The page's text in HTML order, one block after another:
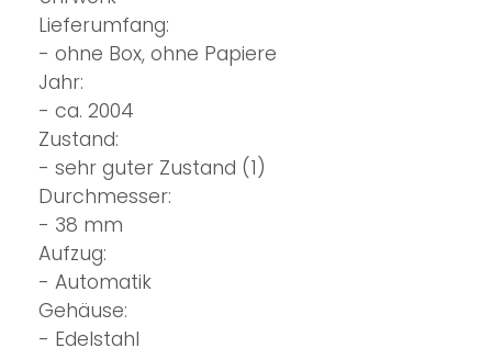
Lieferumfang:
- ohne Box, ohne Papiere
Jahr:
- ca. 2004
Zustand:
- sehr guter Zustand (1)
Durchmesser:
- 38 mm
Aufzug:
- Automatik
Gehäuse:
- Edelstahl